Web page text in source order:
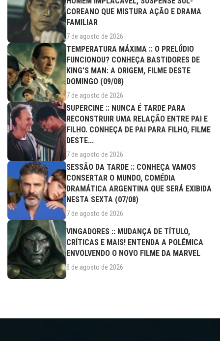
COREANO QUE MISTURA AÇÃO E DRAMA
FAMILIAR
7 de agosto de 2026
TEMPERATURA MÁXIMA :: O PRELÚDIO
FUNCIONOU? CONHEÇA BASTIDORES DE
KING’S MAN: A ORIGEM, FILME DESTE
DOMINGO (09/08)
7 de agosto de 2026
SUPERCINE :: NUNCA É TARDE PARA
RECONSTRUIR UMA RELAÇÃO ENTRE PAI E
FILHO. CONHEÇA DE PAI PARA FILHO, FILME
DESTE...
7 de agosto de 2026
SESSÃO DA TARDE :: CONHEÇA VAMOS
CONSERTAR O MUNDO, COMÉDIA
DRAMÁTICA ARGENTINA QUE SERÁ EXIBIDA
NESTA SEXTA (07/08)
7 de agosto de 2026
VINGADORES :: MUDANÇA DE TÍTULO,
CRÍTICAS E MAIS! ENTENDA A POLÊMICA
ENVOLVENDO O NOVO FILME DA MARVEL
6 de agosto de 2026